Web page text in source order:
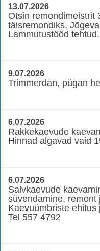
13.07.2026
Otsin remondimeistrit
täisremondiks,
Lammutustööd
9.07.2026
Trimmerdan, pügan
6.07.2026
Rakkekaevude
Hinnad algavad vaid
6.07.2026
Salvkaevude
süvendamine, remont
Kaevuümbriste
Tel 557 4792